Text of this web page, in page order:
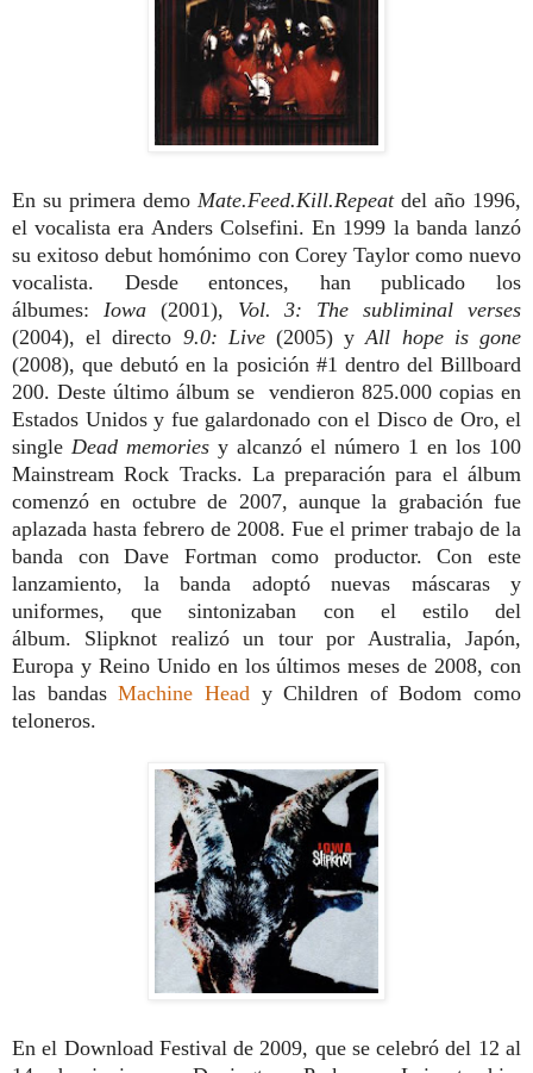
En su primera demo Mate.Feed.Kill.Repeat del año 1996,
el vocalista era Anders Colsefini. En 1999 la banda lanzó
su exitoso debut homónimo con Corey Taylor como nuevo
vocalista. Desde entonces, han publicado los
álbumes: Iowa(2001), Vol. 3: The subliminal verses
(2004), el directo 9.0: Live(2005)yAll hope is gone
(2008), que debutó en la posición #1 dentro del Billboard
200. Deste último álbum se vendieron 825.000 copias en
Estados Unidos y fue galardonado con el Disco de Oro, el
single Dead memories y alcanzó el número 1 en los 100
Mainstream Rock Tracks. La preparación para el álbum
comenzó en octubre de 2007, aunque la grabación fue
aplazada hasta febrero de 2008. Fue el primer trabajo de la
banda con Dave Fortman como productor. Con este
lanzamiento, la banda adoptó nuevas máscaras y
uniformes, que sintonizaban con el estilo del
álbum. Slipknot realizó un tour por Australia, Japón,
Europa y Reino Unido en los últimos meses de 2008, con
las bandasMachine Head y Children of Bodom como
teloneros.
En el Download Festival de 2009, que se celebró del 12 al